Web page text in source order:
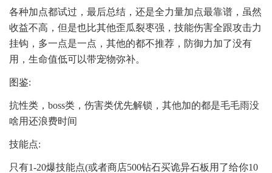
各种加点都试过，最后总结，还是全力量加点最靠谱，虽然
收益不高，但是也比其他歪瓜裂枣强，技能伤害全跟攻击力
挂钩，多一点是一点，其他的都不推荐，防御力加了没有
用，生命值低可以带宠物弥补。
图鉴:
抗性类，boss类，伤害类优先解锁，其他加的都是毛毛雨没
啥用还浪费时间
技能点:
只有1-20爆技能点(或者商店500钻石买诡异石板用了给你10